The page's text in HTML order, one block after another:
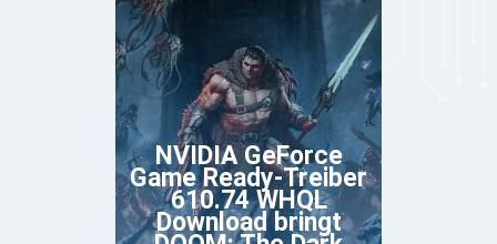
NVIDIA GeForce
Game Ready-Treiber
610.74 WHQL
Download bringt